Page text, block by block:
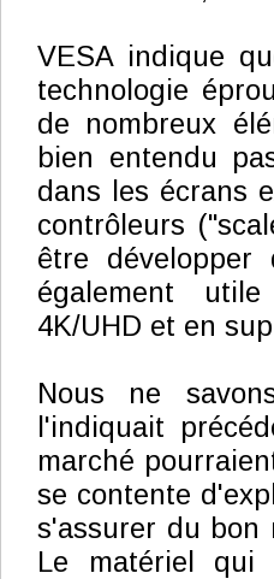
VESA indique
technologie
de nombreux
bien entendu
dans les écrans
contrôleurs
être développer
également
4K/UHD et en
Nous ne
l'indiquait
marché
se contente
s'assurer du bon
Le matériel qui